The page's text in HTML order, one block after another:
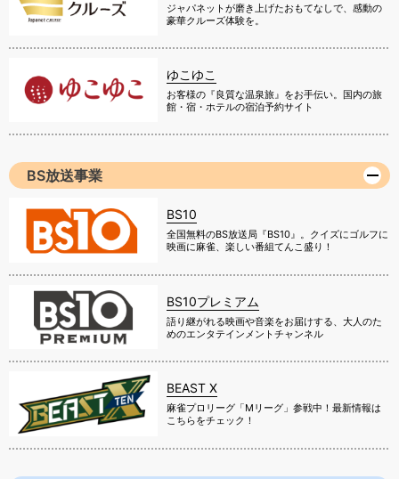
ジャパネットが磨き上げたおもてなしで、感動の
豪華クルーズ体験を。
ゆこゆこ
お客様の『良質な温泉旅』をお手伝い。国内の旅
館・宿・ホテルの宿泊予約サイト
BS放送事業
BS10
全国無料のBS放送局『BS10』。クイズにゴルフに
映画に麻雀、楽しい番組てんこ盛り！
BS10プレミアム
語り継がれる映画や音楽をお届けする、大人のた
めのエンタテインメントチャンネル
BEAST X
麻雀プロリーグ「Mリーグ」参戦中！最新情報は
こちらをチェック！